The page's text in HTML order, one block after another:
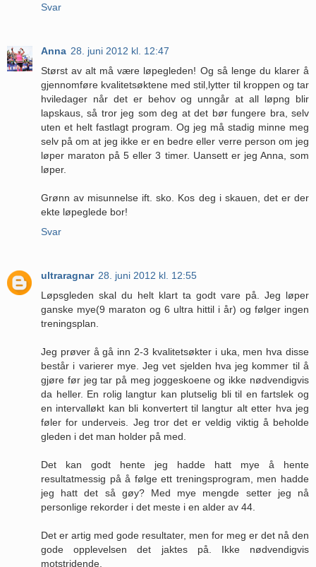
Svar
Anna 28. juni 2012 kl. 12:47
Størst av alt må være løpegleden! Og så lenge du klarer å
gjennomføre kvalitetsøktene med stil,lytter til kroppen og tar
hviledager når det er behov og unngår at all løpng blir
lapskaus, så tror jeg som deg at det bør fungere bra, selv
uten et helt fastlagt program. Og jeg må stadig minne meg
selv på om at jeg ikke er en bedre eller verre person om jeg
løper maraton på 5 eller 3 timer. Uansett er jeg Anna, som
løper.
Grønn av misunnelse ift. sko. Kos deg i skauen, det er der
ekte løpeglede bor!
Svar
ultraragnar 28. juni 2012 kl. 12:55
Løpsgleden skal du helt klart ta godt vare på. Jeg løper
ganske mye(9 maraton og 6 ultra hittil i år) og følger ingen
treningsplan.
Jeg prøver å gå inn 2-3 kvalitetsøkter i uka, men hva disse
består i varierer mye. Jeg vet sjelden hva jeg kommer til å
gjøre før jeg tar på meg joggeskoene og ikke nødvendigvis
da heller. En rolig langtur kan plutselig bli til en fartslek og
en intervalløkt kan bli konvertert til langtur alt etter hva jeg
føler for underveis. Jeg tror det er veldig viktig å beholde
gleden i det man holder på med.
Det kan godt hente jeg hadde hatt mye å hente
resultatmessig på å følge ett treningsprogram, men hadde
jeg hatt det så gøy? Med mye mengde setter jeg nå
personlige rekorder i det meste i en alder av 44.
Det er artig med gode resultater, men for meg er det nå den
gode opplevelsen det jaktes på. Ikke nødvendigvis
motstridende.